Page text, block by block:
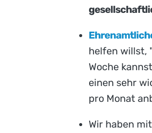
helfen willst,
Woche
einen sehr
pro Monat
Wir haben